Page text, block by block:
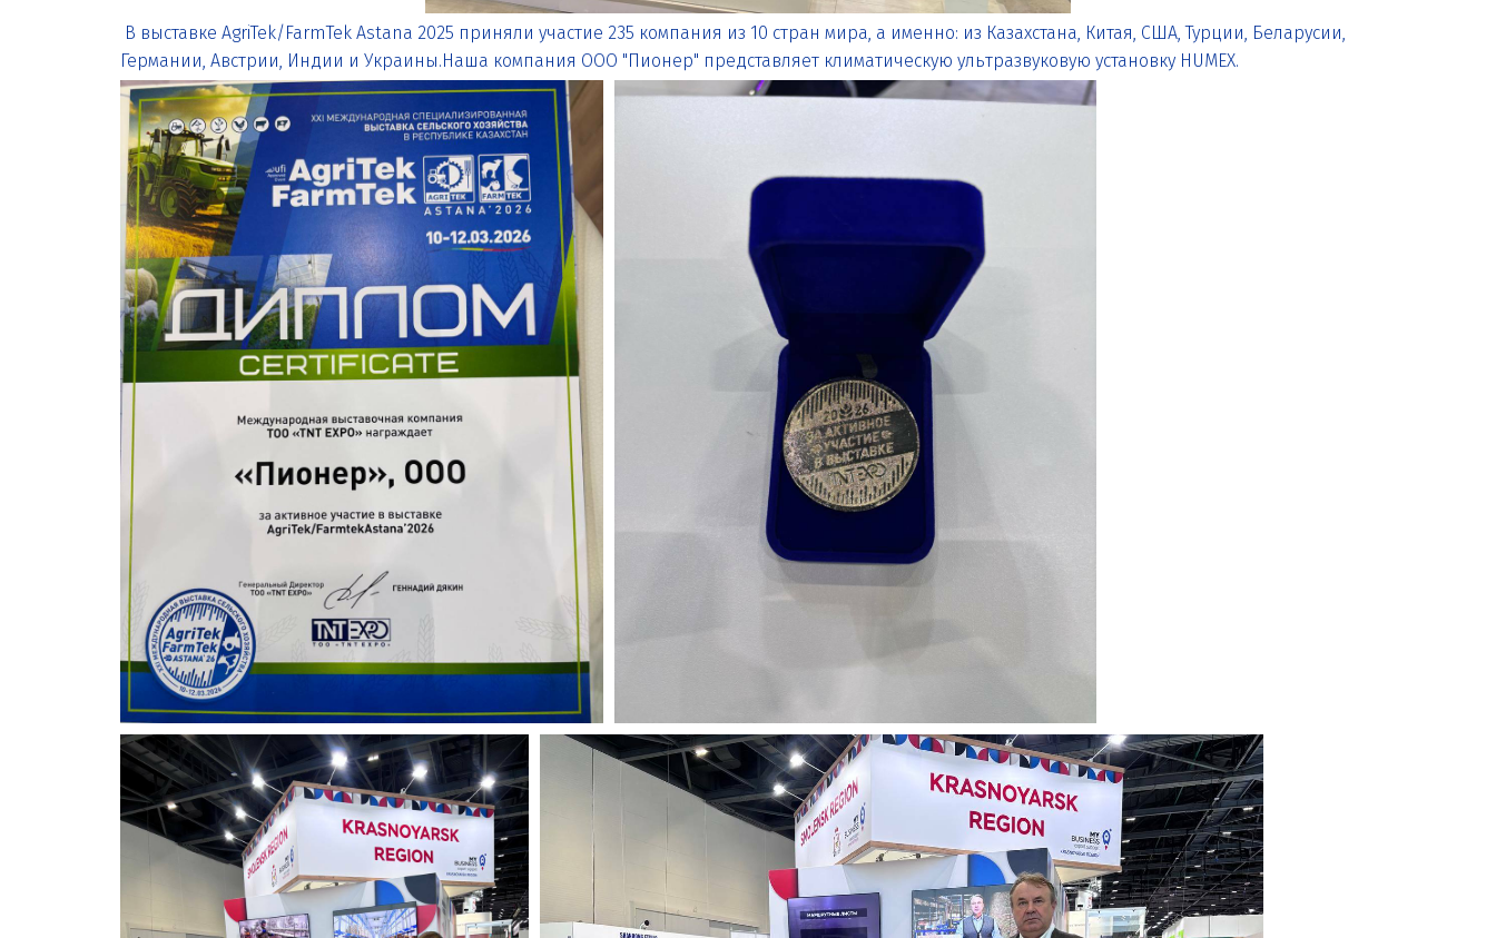
В выставке AgriTek/FarmTek Astana 2025 приняли участие 235 компания из 10 стран мира, а именно: из Казахстана, Китая, США, Турции, Беларусии,
Германии, Австрии, Индии и Украины.Наша компания ООО "Пионер" представляет климатическую ультразвуковую установку HUMEX.